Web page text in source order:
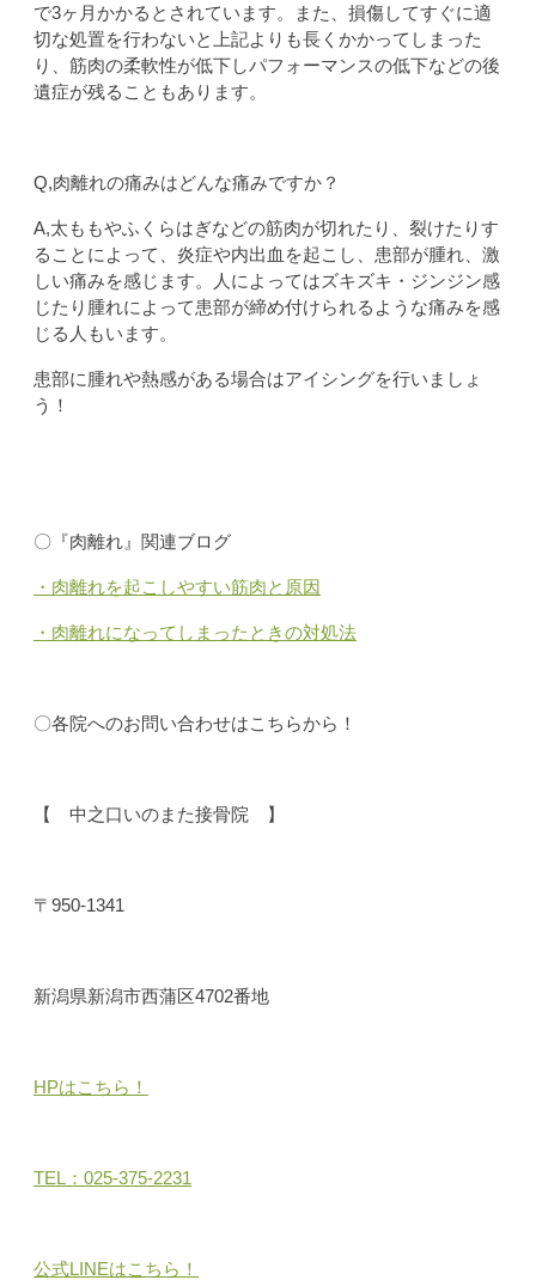
で3ヶ月かかるとされています。また、損傷してすぐに適
切な処置を行わないと上記よりも長くかかってしまった
り、筋肉の柔軟性が低下しパフォーマンスの低下などの後
遺症が残ることもあります。
Q,肉離れの痛みはどんな痛みですか？
A,太ももやふくらはぎなどの筋肉が切れたり、裂けたりす
ることによって、炎症や内出血を起こし、患部が腫れ、激
しい痛みを感じます。人によってはズキズキ・ジンジン感
じたり腫れによって患部が締め付けられるような痛みを感
じる人もいます。
患部に腫れや熱感がある場合はアイシングを行いましょ
う！
〇『肉離れ』関連ブログ
・肉離れを起こしやすい筋肉と原因
・肉離れになってしまったときの対処法
〇各院へのお問い合わせはこちらから！
【 中之口いのまた接骨院 】
〒950-1341
新潟県新潟市西蒲区4702番地
HPはこちら！
TEL：025-375-2231
公式LINEはこちら！